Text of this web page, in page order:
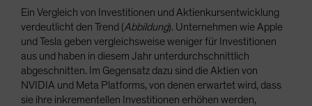
Ein Vergleich von Investitionen und Aktienkursentwicklung
verdeutlicht den Trend (Abbildung). Unternehmen wie Apple
und Tesla geben vergleichsweise weniger für Investitionen
aus und haben in diesem Jahr unterdurchschnittlich
abgeschnitten. Im Gegensatz dazu sind die Aktien von
NVIDIA und Meta Platforms, von denen erwartet wird, dass
sie ihre inkrementellen Investitionen erhöhen werden,